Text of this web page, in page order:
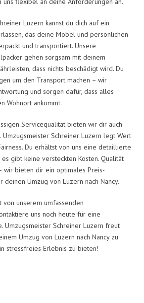
Luzern kannst du dich auf ein
das deine Möbel und persönlichen
und transportiert. Unsere
gehen sorgsam mit deinem
dass nichts beschädigt wird. Du
um den Transport machen – wir
und sorgen dafür, dass alles
Wohnort ankommt.
Servicequalität bieten wir dir auch
Umzugsmeister Schreiner Luzern legt Wert
Du erhältst von uns eine detaillierte
gibt keine versteckten Kosten. Qualität
wir bieten dir ein optimales Preis-
deinen Umzug von Luzern nach Nancy.
unserem umfassenden
uns noch heute für eine
Umzugsmeister Schreiner Luzern freut
Umzug von Luzern nach Nancy zu
stressfreies Erlebnis zu bieten!